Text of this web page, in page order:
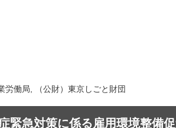
働局, （公財）東京しごと財団
緊急対策に係る雇用環境整備